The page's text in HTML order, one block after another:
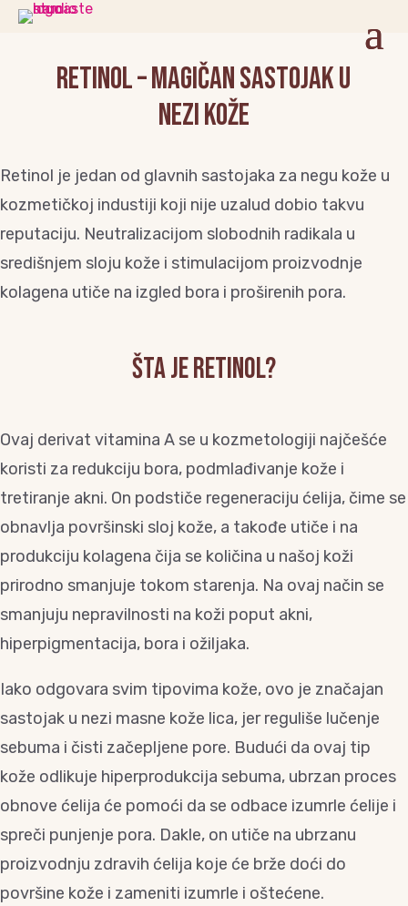
Retinol – magičan sastojak u
nezi kože
Retinol je jedan od glavnih sastojaka za negu kože u
kozmetičkoj industiji koji nije uzalud dobio takvu
reputaciju. Neutralizacijom slobodnih radikala u
središnjem sloju kože i stimulacijom proizvodnje
kolagena utiče na izgled bora i proširenih pora.
Šta je retinol?
Ovaj derivat vitamina A se u kozmetologiji najčešće
koristi za redukciju bora, podmlađivanje kože i
tretiranje akni. On podstiče regeneraciju ćelija, čime se
obnavlja površinski sloj kože, a takođe utiče i na
produkciju kolagena čija se količina u našoj koži
prirodno smanjuje tokom starenja. Na ovaj način se
smanjuju nepravilnosti na koži poput akni,
hiperpigmentacija, bora i ožiljaka.
Iako odgovara svim tipovima kože, ovo je značajan
sastojak u nezi masne kože lica, jer reguliše lučenje
sebuma i čisti začepljene pore. Budući da ovaj tip
kože odlikuje hiperprodukcija sebuma, ubrzan proces
obnove ćelija će pomoći da se odbace izumrle ćelije i
spreči punjenje pora. Dakle, on utiče na ubrzanu
proizvodnju zdravih ćelija koje će brže doći do
površine kože i zameniti izumrle i oštećene.